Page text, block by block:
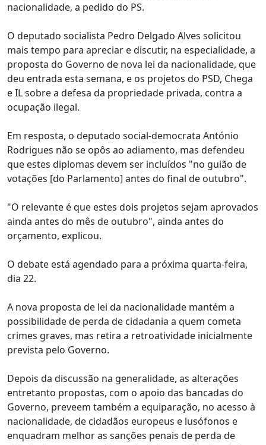
nacionalidade, a pedido do PS.
O deputado socialista Pedro Delgado Alves solicitou
mais tempo para apreciar e discutir, na especialidade, a
proposta do Governo de nova lei da nacionalidade, que
deu entrada esta semana, e os projetos do PSD, Chega
e IL sobre a defesa da propriedade privada, contra a
ocupação ilegal.
Em resposta, o deputado social-democrata António
Rodrigues não se opôs ao adiamento, mas defendeu
que estes diplomas devem ser incluídos "no guião de
votações [do Parlamento] antes do final de outubro".
"O relevante é que estes dois projetos sejam aprovados
ainda antes do mês de outubro", ainda antes do
orçamento, explicou.
O debate está agendado para a próxima quarta-feira,
dia 22.
A nova proposta de lei da nacionalidade mantém a
possibilidade de perda de cidadania a quem cometa
crimes graves, mas retira a retroatividade inicialmente
prevista pelo Governo.
Depois da discussão na generalidade, as alterações
entretanto propostas, com o apoio das bancadas do
Governo, preveem também a equiparação, no acesso à
nacionalidade, de cidadãos europeus e lusófonos e
enquadram melhor as sanções penais de perda de